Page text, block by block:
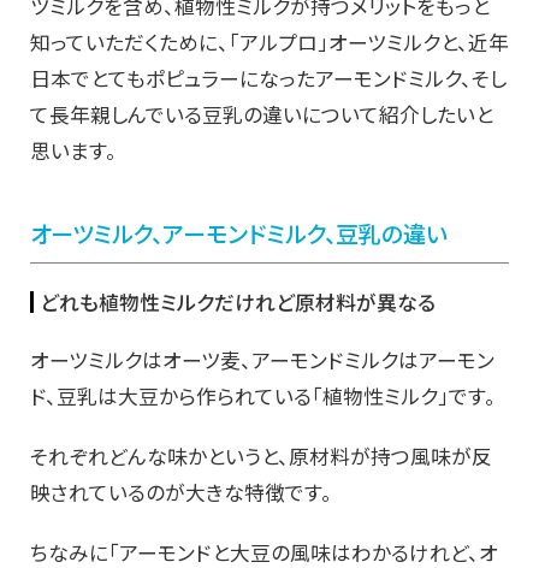
知っていただくために、「アルプロ」オーツミルクと、近年
日本でとてもポピュラーになったアーモンドミルク、そし
て長年親しんでいる豆乳の違いについて紹介したいと
思います。
オーツミルク、アーモンドミルク、豆乳の違い
どれも植物性ミルクだけれど原材料が異なる
オーツミルクはオーツ麦、アーモンドミルクはアーモン
ド、豆乳は大豆から作られている「植物性ミルク」です。
それぞれどんな味かというと、原材料が持つ風味が反
映されているのが大きな特徴です。
ちなみに「アーモンドと大豆の風味はわかるけれど、オ